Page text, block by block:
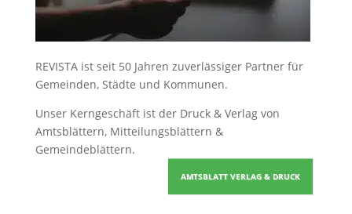
REVISTA ist seit 50 Jahren zuverlässiger Partner für
Gemeinden, Städte und Kommunen.
Unser Kerngeschäft ist der Druck & Verlag von
Amtsblättern, Mitteilungsblättern &
Gemeindeblättern.
AMTSBLATT VERLAG & DRUCK